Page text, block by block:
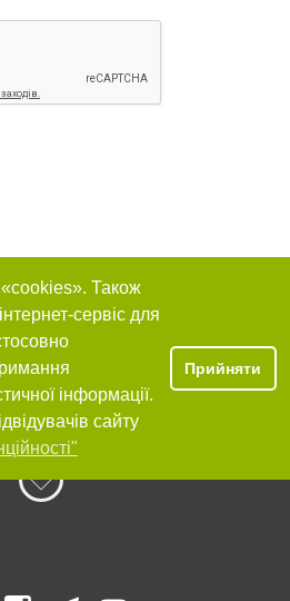
Також
сервіс для
інформації.
сайту
Прийняти